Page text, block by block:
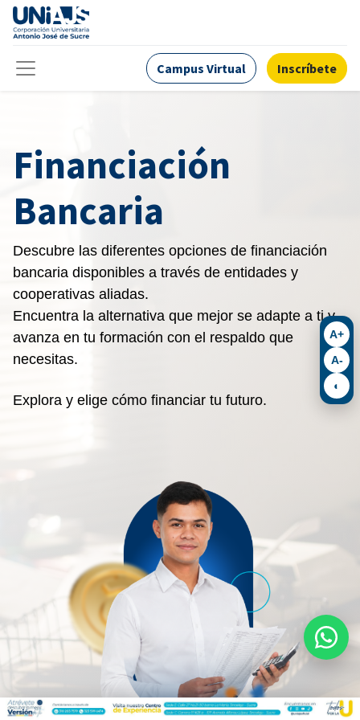
Campus Virtual Inscríbete
Financiación
Bancaria
Descubre las diferentes opciones de financiación
bancaria disponibles a través de entidades y
cooperativas aliadas.
Encuentra la alternativa que mejor se adapte a ti y
avanza en tu formación con el respaldo que
necesitas.
Explora y elige cómo financiar tu futuro.
A+
A-
◐